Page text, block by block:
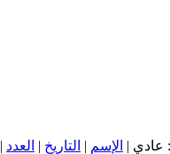
| الإسم | التاريخ | العدد |